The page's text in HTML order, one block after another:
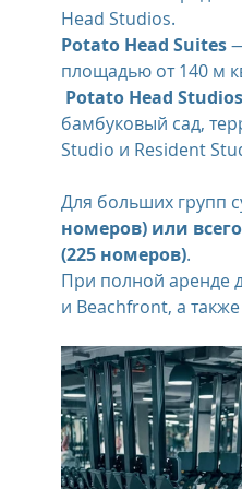
The Oberoi Dubai, UAE The
The Oberoi, Marrakech
Head Studios.
Potato Head Suites
площадью от 140 м
Potato Head Studios
бамбуковый сад,
Studio и Resident
Для больших групп
номеров) или
(225 номеров).
При полной аренде
и Beachfront, а